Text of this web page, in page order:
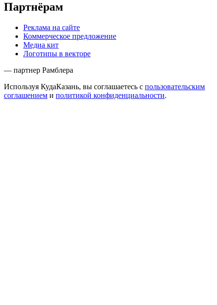
Партнёрам
Реклама на сайте
Коммерческое предложение
Медиа кит
Логотипы в векторе
— партнер Рамблера
Используя КудаКазань, вы соглашаетесь с пользовательским
соглашением и политикой конфиденциальности.